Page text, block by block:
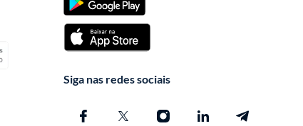
Siga nas redes sociais